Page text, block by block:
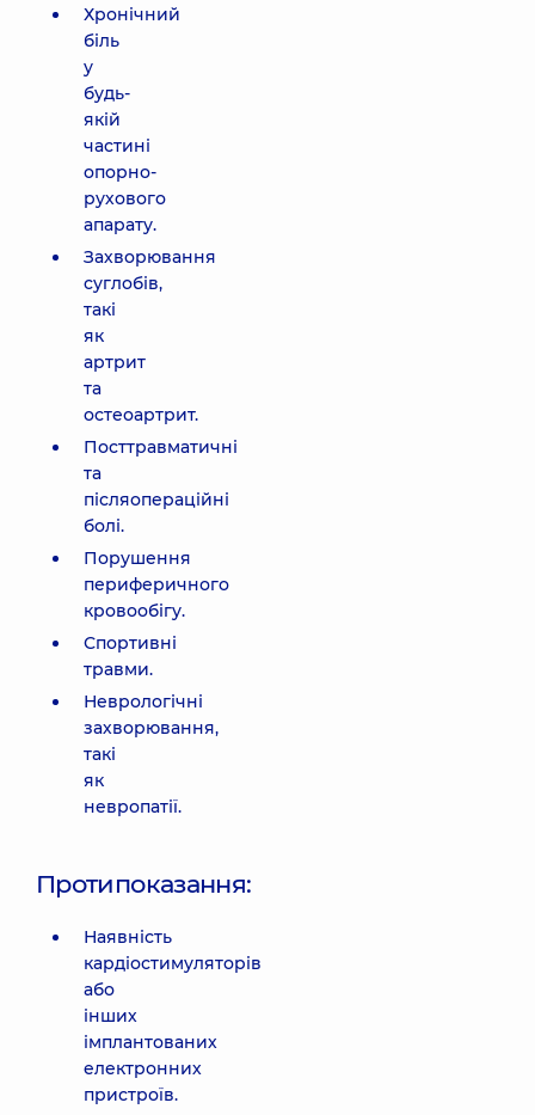
Хронічний
біль
у
будь-
якій
частині
опорно-
рухового
апарату.
Захворювання
суглобів,
такі
як
артрит
та
остеоартрит.
Посттравматичні
та
післяопераційні
болі.
Порушення
периферичного
кровообігу.
Спортивні
травми.
Неврологічні
захворювання,
такі
як
невропатії.
Протипоказання:
Наявність
кардіостимуляторів
або
інших
імплантованих
електронних
пристроїв.